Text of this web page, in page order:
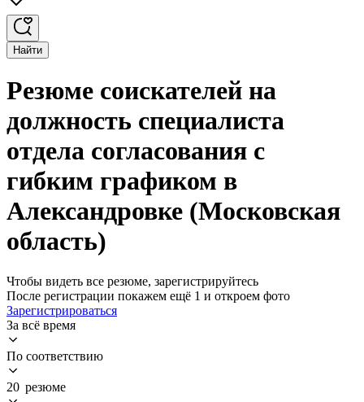
Найти
Резюме соискателей на
должность специалиста
отдела согласования с
гибким графиком в
Александровке (Московская
область)
Чтобы видеть все резюме, зарегистрируйтесь
После регистрации покажем ещё 1 и откроем фото
Зарегистрироваться
За всё время
По соответствию
20 резюме